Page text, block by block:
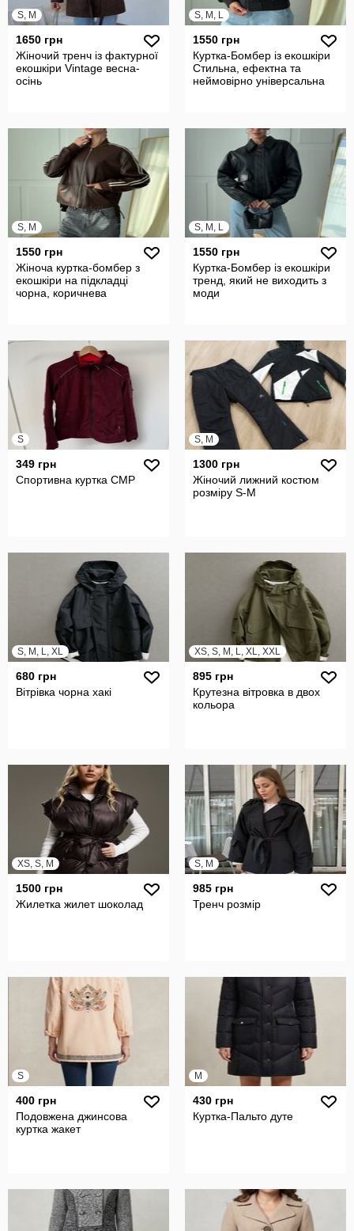
S, M
1650 грн
Жіночий тренч із фактурної
екошкіри Vintage весна-
осінь
S, M, L
1550 грн
Куртка-Бомбер із екошкіри
Стильна, ефектна та
неймовірно універсальна
S, M
1550 грн
Жіноча куртка-бомбер з
екошкіри на підкладці
чорна, коричнева
S, M, L
1550 грн
Куртка-Бомбер із екошкіри
тренд, який не виходить з
моди
S
349 грн
Спортивна куртка CMP
S, M
1300 грн
Жіночий лижний костюм
розміру S-M
S, M, L, XL
680 грн
Вітрівка чорна хакі
XS, S, M, L, XL, XXL
895 грн
Крутезна вітровка в двох
кольора
XS, S, M
1500 грн
Жилетка жилет шоколад
S, M
985 грн
Тренч розмір
S
400 грн
Подовжена джинсова
куртка жакет
M
430 грн
Куртка-Пальто дуте